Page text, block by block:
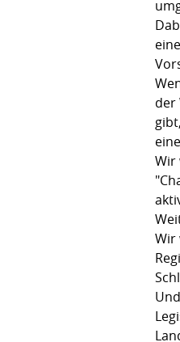
der
Wir
Wir